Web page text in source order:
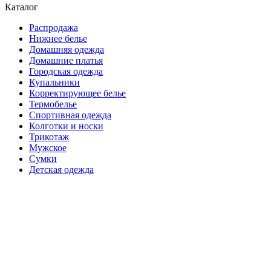
Каталог
Распродажа
Нижнее белье
Домашняя одежда
Домашние платья
Городская одежда
Купальники
Корректирующее белье
Термобелье
Спортивная одежда
Колготки и носки
Трикотаж
Мужское
Сумки
Детская одежда